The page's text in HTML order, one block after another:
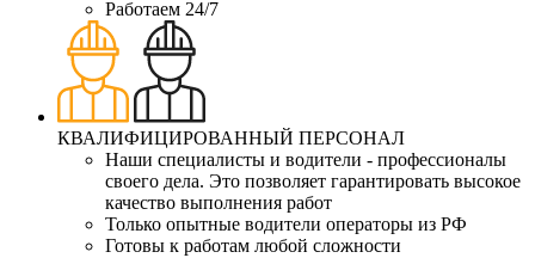
Работаем 24/7
КВАЛИФИЦИРОВАННЫЙ ПЕРСОНАЛ
Наши специалисты и водители - профессионалы
своего дела. Это позволяет гарантировать высокое
качество выполнения работ
Только опытные водители операторы из РФ
Готовы к работам любой сложности